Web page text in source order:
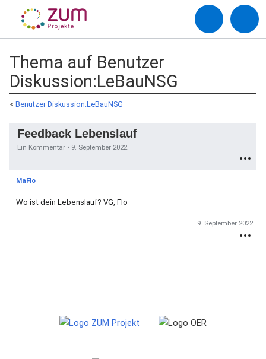
Thema auf Benutzer
Diskussion:LeBauNSG
< Benutzer Diskussion:LeBauNSG
Feedback Lebenslauf
Ein Kommentar • 9. September 2022
MaFlo
Wo ist dein Lebenslauf? VG, Flo
9. September 2022